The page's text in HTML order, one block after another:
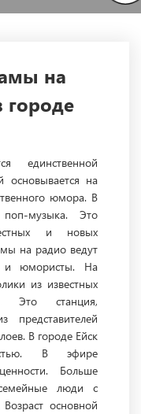
на
единственной
основывается на
юмора. В
музыка. Это
и новых
на радио ведут
и юмористы. На
из известных
Это станция,
представителей
В городе Ейск
В эфире
Больше
люди с
основной